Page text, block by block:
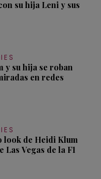
su hija Leni y sus
y su hija se roban
en redes
look de Heidi Klum
Las Vegas de la F1